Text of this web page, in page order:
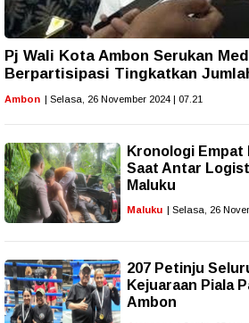
Pj Wali Kota Ambon Serukan
Berpartisipasi Tingkatkan
Ambon | Selasa, 26 November 2024 | 07.21
Kronologi
Saat Antar
Maluku
Maluku | Selasa, 26
207 Petinju
Kejuaraan Piala
Ambon